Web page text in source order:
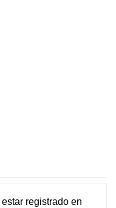
estar registradoen